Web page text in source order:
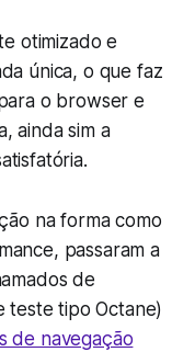
otimizado e
única, o que faz
o browser e
ainda sim a
na forma como
passaram a
de
teste tipo Octane)
de navegação